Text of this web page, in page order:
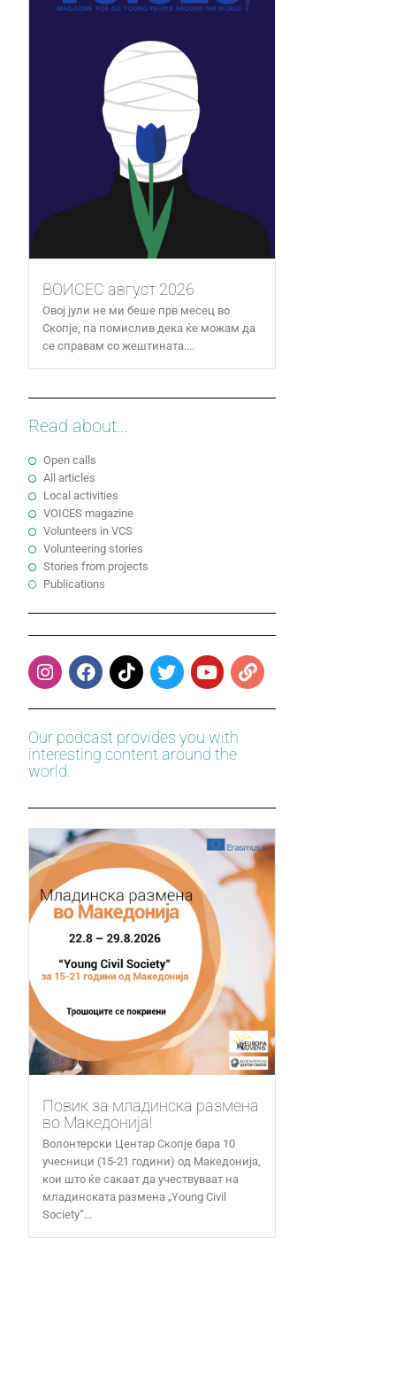
ВОИСЕС август 2026
Овој јули не ми беше прв месец во
Скопје, па помислив дека ќе можам да
се справам со жештината....
Read about...
Open calls
All articles
Local activities
VOICES magazine
Volunteers in VCS
Volunteering stories
Stories from projects
Publications
Our podcast provides you with
interesting content around the
world.
Повик за младинска размена
во Македонија!
Волонтерски Центар Скопје бара 10
учесници (15-21 години) од Македонија,
кои што ќе сакаат да учествуваат на
младинската размена „Young Civil
Society“...